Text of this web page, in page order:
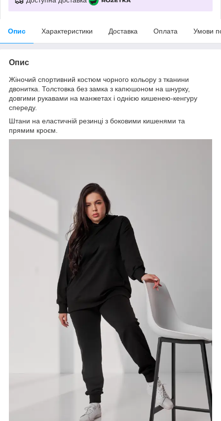
Опис Характеристики Доставка Оплата Умови
Опис
Жіночий спортивний костюм чорного кольору з тканини
двонитка. Толстовка без замка з капюшоном на шнурку,
довгими рукавами на манжетах і однією кишенею-кенгуру
спереду.
Штани на еластичній резинці з боковими кишенями та
прямим кроєм.